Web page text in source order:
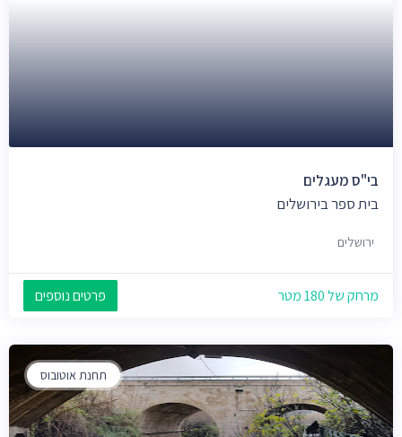
בי"ס מעגלים
בית ספר בירושלים
ירושלים
מרחק של 180 מטר פרטים נוספים
תחנת אוטובוס